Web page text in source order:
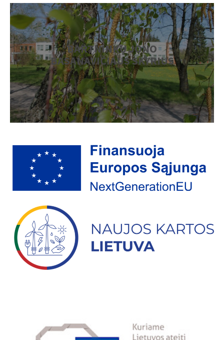
BARTNINKŲ JONO
BASANAVIČIAUS SKYRIUS